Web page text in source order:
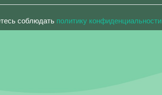
соблюдать политику конфиденциальности